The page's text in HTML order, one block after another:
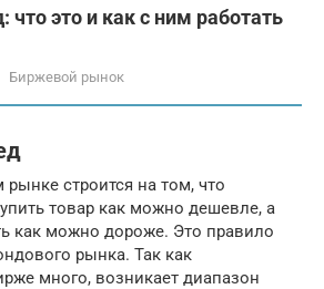
что это и как с ним работать
Биржевой рынок
строится на том, что
товар как можно дешевле, а
как можно дороже. Это правило
рынка. Так как
много, возникает диапазон